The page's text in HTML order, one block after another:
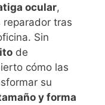
ocular,
reparador tras
Sin
de
cómo las
su
y forma